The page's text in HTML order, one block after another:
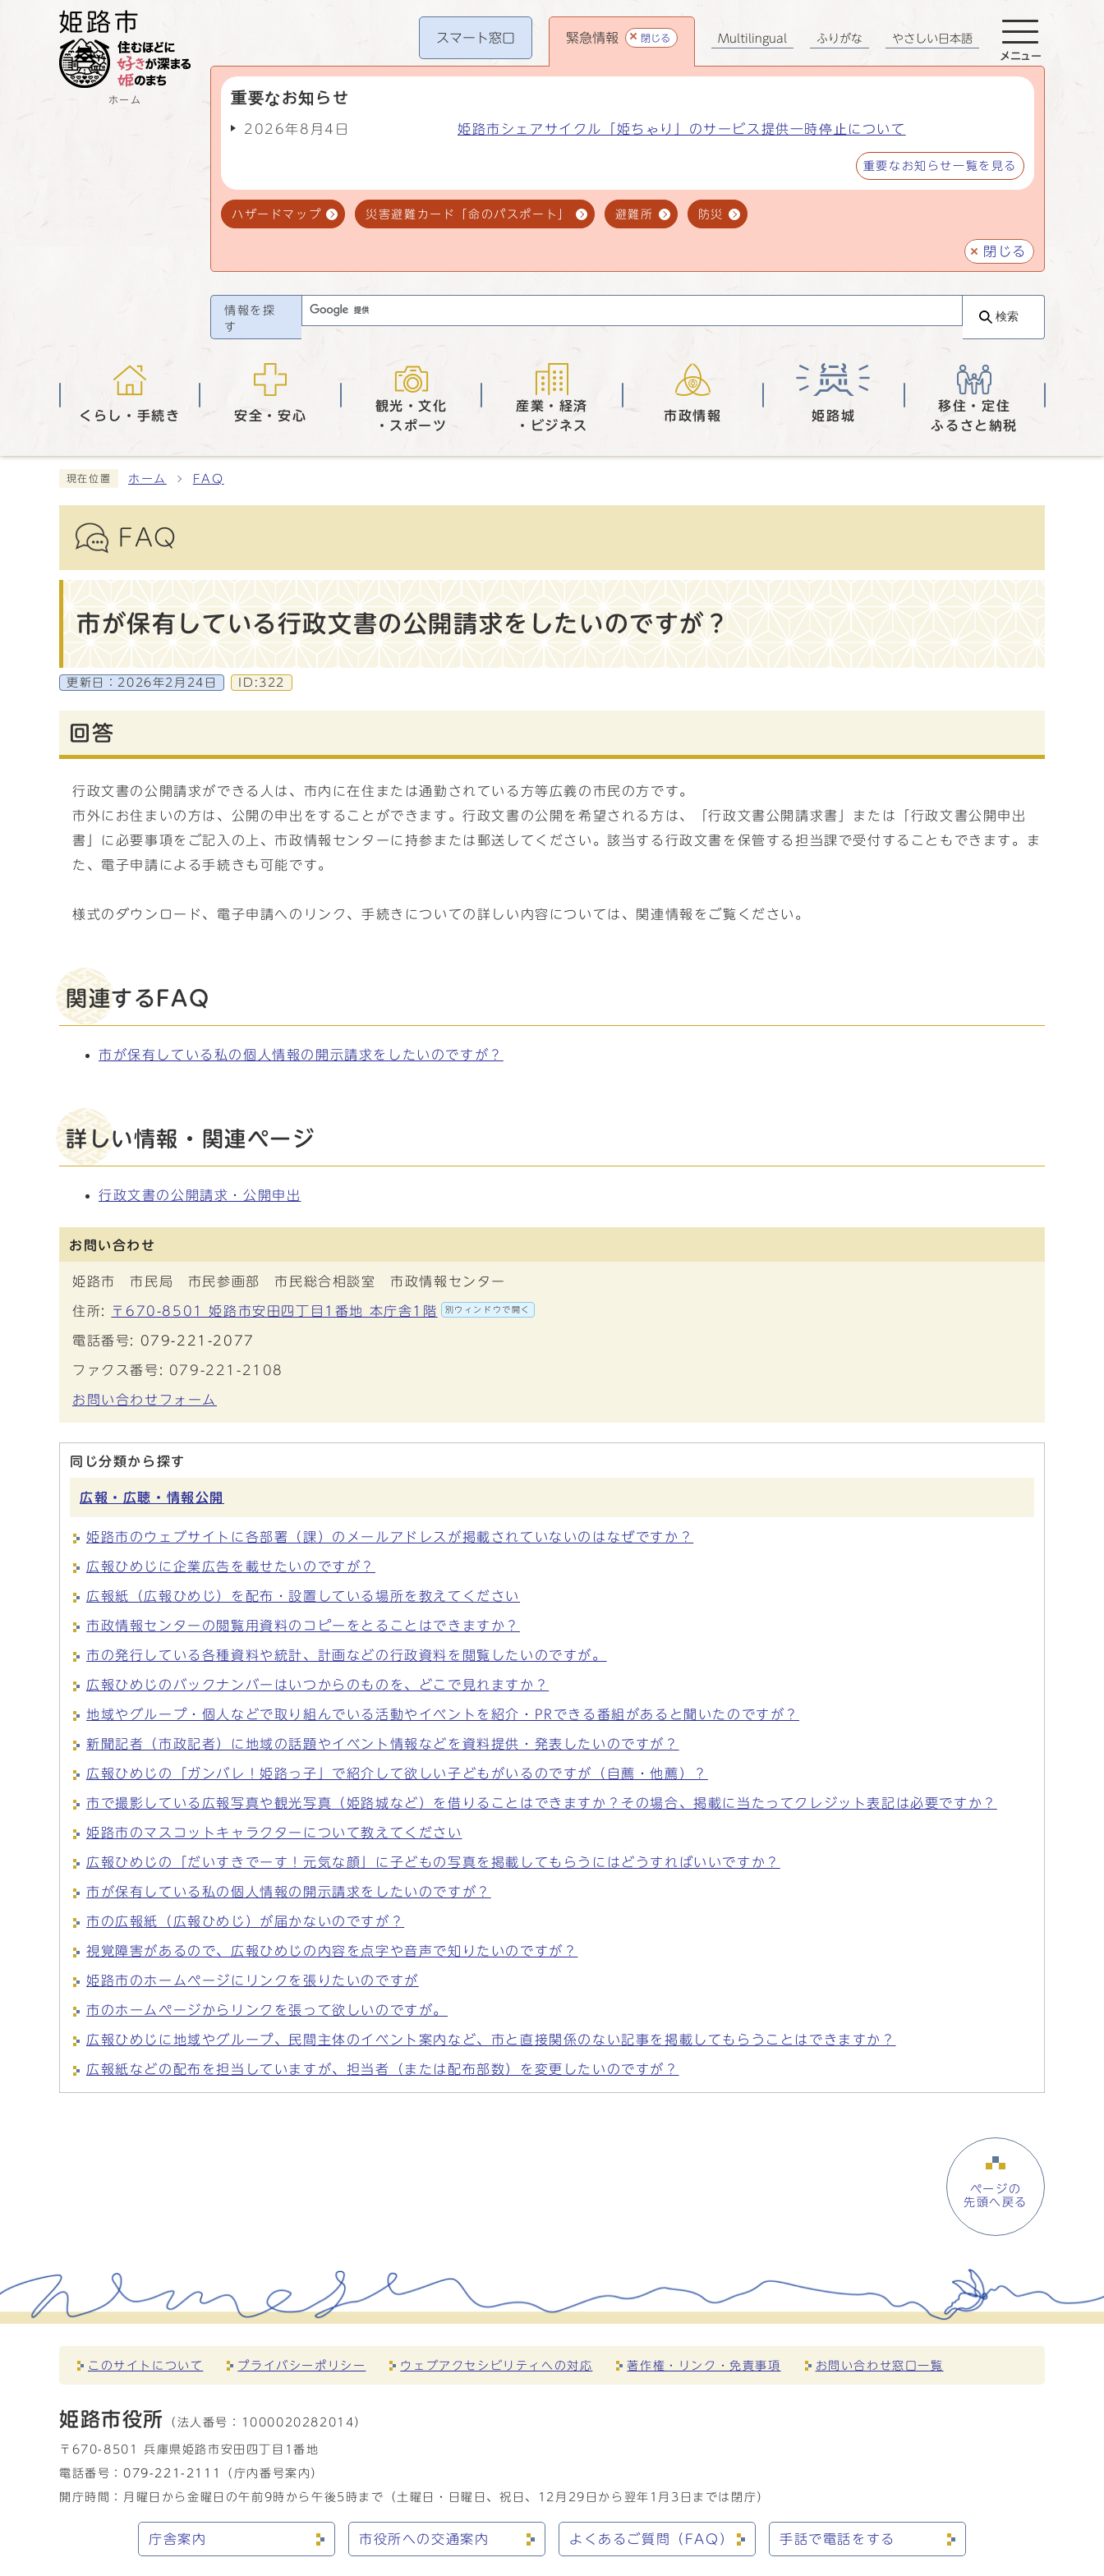
ホーム
スマート窓口 緊急情報 閉じる
重要なお知らせ
2026年8月4日 姫路市シェアサイクル「姫ちゃり」のサービス提供一時停止について
重要なお知らせ一覧を見る
ハザードマップ 災害避難カード「命のパスポート」 避難所 防災
閉じる
Multilingual ふりがな やさしい日本語
メニュー
情報を探
す
検索
くらし・手続き 安全・安心
観光・文化
・スポーツ
産業・経済
・ビジネス
市政情報 姫路城
移住・定住
ふるさと納税
現在位置 ホーム FAQ
FAQ
市が保有している行政文書の公開請求をしたいのですが？
更新日： 2026年2月24日 ID:322
回答
行政文書の公開請求ができる人は、市内に在住または通勤されている方等広義の市民の方です。
市外にお住まいの方は、公開の申出をすることができます。行政文書の公開を希望される方は、「行政文書公開請求書」または「行政文書公開申出
書」に必要事項をご記入の上、市政情報センターに持参または郵送してください。該当する行政文書を保管する担当課で受付することもできます。ま
た、電子申請による手続きも可能です。
様式のダウンロード、電子申請へのリンク、手続きについての詳しい内容については、関連情報をご覧ください。
関連するFAQ
市が保有している私の個人情報の開示請求をしたいのですが？
詳しい情報・関連ページ
行政文書の公開請求・公開申出
お問い合わせ
姫路市 市民局 市民参画部 市民総合相談室 市政情報センター
住所: 〒670-8501 姫路市安田四丁目1番地 本庁舎1階 別ウィンドウで開く
電話番号: 079-221-2077
ファクス番号: 079-221-2108
お問い合わせフォーム
同じ分類から探す
広報・広聴・情報公開
姫路市のウェブサイトに各部署（課）のメールアドレスが掲載されていないのはなぜですか？
広報ひめじに企業広告を載せたいのですが？
広報紙（広報ひめじ）を配布・設置している場所を教えてください
市政情報センターの閲覧用資料のコピーをとることはできますか？
市の発行している各種資料や統計、計画などの行政資料を閲覧したいのですが。
広報ひめじのバックナンバーはいつからのものを、どこで見れますか？
地域やグループ・個人などで取り組んでいる活動やイベントを紹介・PRできる番組があると聞いたのですが？
新聞記者（市政記者）に地域の話題やイベント情報などを資料提供・発表したいのですが？
広報ひめじの「ガンバレ！姫路っ子」で紹介して欲しい子どもがいるのですが（自薦・他薦）？
市で撮影している広報写真や観光写真（姫路城など）を借りることはできますか？その場合、掲載に当たってクレジット表記は必要ですか？
姫路市のマスコットキャラクターについて教えてください
広報ひめじの「だいすきでーす！元気な顔」に子どもの写真を掲載してもらうにはどうすればいいですか？
市が保有している私の個人情報の開示請求をしたいのですが？
市の広報紙（広報ひめじ）が届かないのですが？
視覚障害があるので、広報ひめじの内容を点字や音声で知りたいのですが？
姫路市のホームページにリンクを張りたいのですが
市のホームページからリンクを張って欲しいのですが。
広報ひめじに地域やグループ、民間主体のイベント案内など、市と直接関係のない記事を掲載してもらうことはできますか？
広報紙などの配布を担当していますが、担当者（または配布部数）を変更したいのですが？
ページの
先頭へ戻る
このサイトについて プライバシーポリシー ウェブアクセシビリティへの対応 著作権・リンク・免責事項 お問い合わせ窓口一覧
姫路市役所 （法人番号： 1000020282014）
〒670-8501 兵庫県姫路市安田四丁目1番地
電話番号： 079-221-2111
（庁内番号案内）
開庁時間：月曜日から金曜日の午前9時から午後5時まで（土曜日・日曜日、祝日、12月29日から翌年1月3日までは閉庁）
庁舎案内 市役所への交通案内 よくあるご質問（FAQ） 手話で電話をする